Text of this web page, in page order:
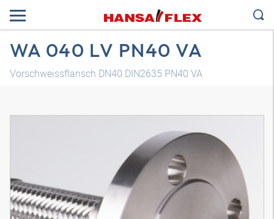
WA 040 LV PN40 VA
Vorschweissflansch DN40 DIN2635 PN40 VA